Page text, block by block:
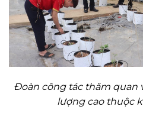
Đoàn công tác thăm quan
lượng cao thuộc